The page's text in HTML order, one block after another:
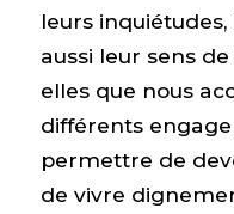
leurs
aussi leur sens
elles que nous
différents
permettre de
de vivre